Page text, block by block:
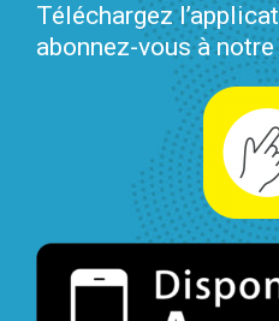
Téléchargez
abonnez-vous à